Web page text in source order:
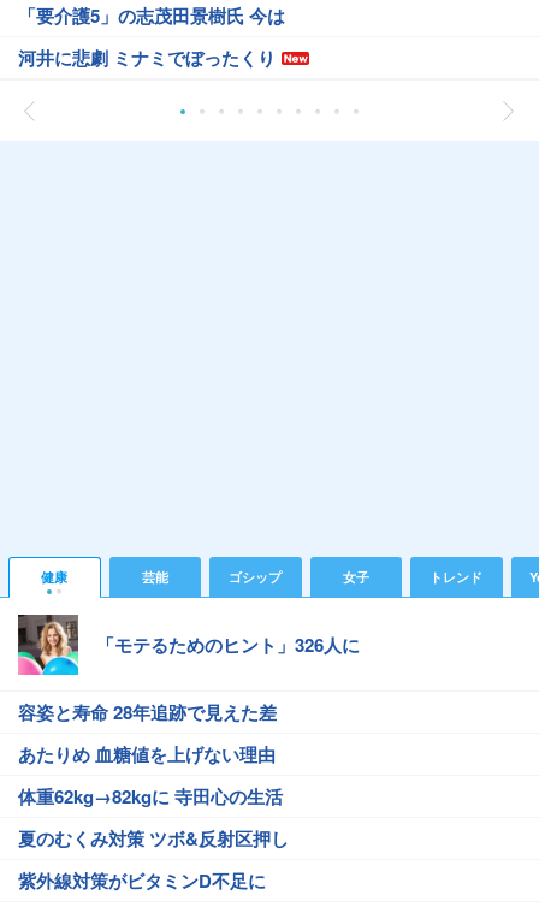
「要介護5」の志茂田景樹氏 今は
河井に悲劇 ミナミでぼったくり
健康 芸能 ゴシップ 女子 トレンド
「モテるためのヒント」326人に
容姿と寿命 28年追跡で見えた差
あたりめ 血糖値を上げない理由
体重62kg→82kgに 寺田心の生活
夏のむくみ対策 ツボ&反射区押し
紫外線対策がビタミンD不足に